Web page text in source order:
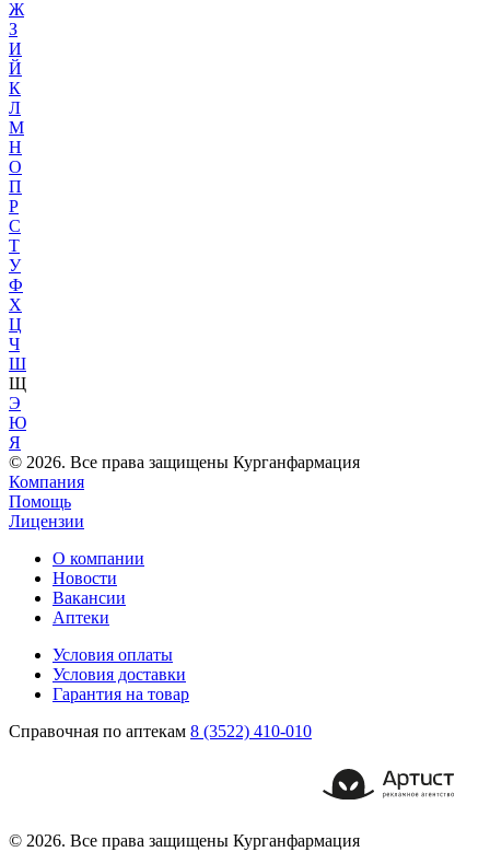
Ж
З
И
Й
К
Л
М
Н
О
П
Р
С
Т
У
Ф
Х
Ц
Ч
Ш
Щ
Э
Ю
Я
© 2026. Все права защищены Курганфармация
Компания
Помощь
Лицензии
О компании
Новости
Вакансии
Аптеки
Условия оплаты
Условия доставки
Гарантия на товар
Справочная по аптекам 8 (3522) 410-010
© 2026. Все права защищены Курганфармация